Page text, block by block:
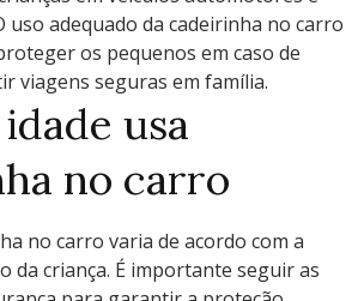
uso adequado da cadeirinha no carro
os pequenos em caso de
viagens seguras em família.
usa
no carro
no carro varia de acordo com a
da criança. É importante seguir as